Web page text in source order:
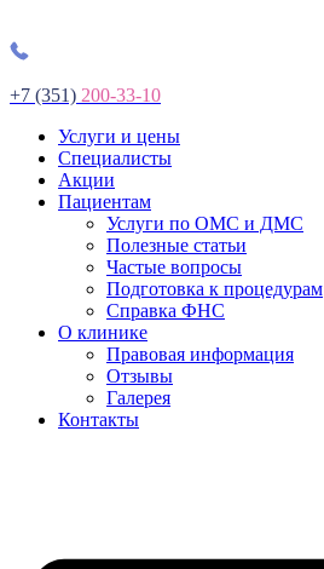
+7 (351) 200-33-10
Услуги и цены
Специалисты
Акции
Пациентам
Услуги по ОМС и ДМС
Полезные статьи
Частые вопросы
Подготовка к процедурам
Справка ФНС
О клинике
Правовая информация
Отзывы
Галерея
Контакты